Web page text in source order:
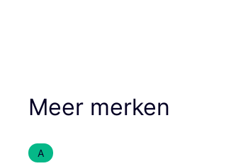
Meer merken
A